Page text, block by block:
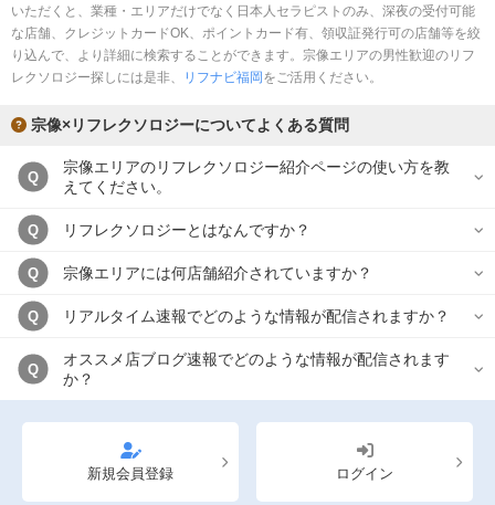
完全個室 半個室あり
ペアルームあり シャワー室完備
日本人スタッフのみ
スタッフ指名可 Ｗセラピスト
駅から徒歩5分以内
いただくと、業種・エリアだけでなく日本人セラピストのみ、深夜の受付可能
な店舗、クレジットカードOK、ポイントカード有、領収証発行可の店舗等を絞
り込んで、より詳細に検索することができます。宗像エリアの男性歓迎のリフ
レクソロジー探しには是非、
リフナビ福岡 をご活用ください。
宗像×リフレクソロジーについてよくある質問
Q
宗像エリアのリフレクソロジー紹介ページの使い方を教
えてください。
Q リフレクソロジーとはなんですか？
Q 宗像エリアには何店舗紹介されていますか？
Q リアルタイム速報でどのような情報が配信されますか？
Q
オススメ店ブログ速報でどのような情報が配信されます
か？
新規会員登録 ログイン